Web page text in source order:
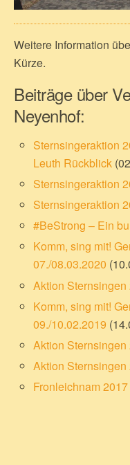
Weitere Information
Kürze.
Beiträge über
Neyenhof:
Sternsingeraktion
Leuth Rückblick
Sternsingeraktion
Sternsingeraktion
#BeStrong – Ein
Komm, sing mit!
07./08.03.2020
Aktion Sternsingen
Komm, sing mit!
09./10.02.2019
Aktion Sternsingen
Aktion Sternsingen
Fronleichnam 2017